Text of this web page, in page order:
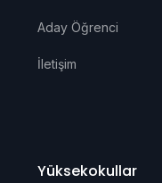
Aday Öğrenci
İletişim
Yüksekokullar